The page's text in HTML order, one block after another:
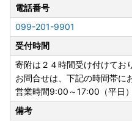
連絡くださいませ。
日数が経ったものに関しま
ございます。
・寄附者様の転居等による
は寄附者様負担となります。
志布志市では負担いたしか
ご寄附賜りますようよろし
・不在日が事前にお分かり
い。なお、志布志市では、
電話番号
099-201-9901
受付時間
寄附は２４時間受け付けてお
お問合せは、下記の時間帯に
営業時間9:00～17:00（平日）
備考